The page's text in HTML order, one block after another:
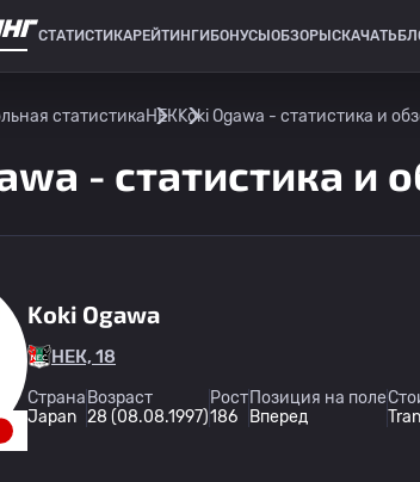
СТАТИСТИКАРЕЙТИНГИ БОНУСЫ ОБЗОРЫ СКАЧАТЬ
статистикаНЕКKoki Ogawa - статистика и
- статистика и
Koki Ogawa
НЕК, 18
Страна
Japan
Возраст
28 (08.08.1997)
Рост
186
Позиция на поле
Вперед